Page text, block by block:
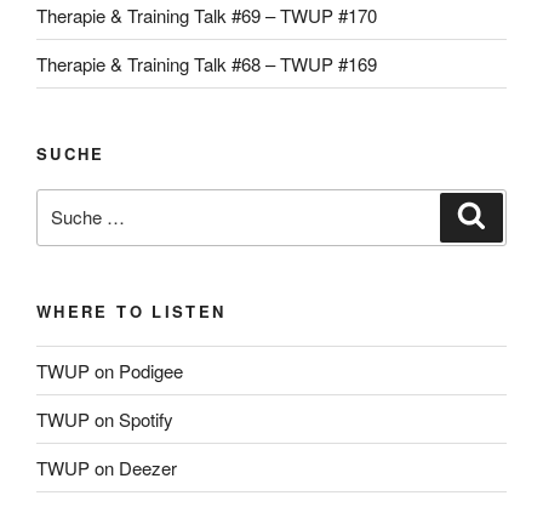
Therapie & Training Talk #69 – TWUP #170
Therapie & Training Talk #68 – TWUP #169
SUCHE
nach:
WHERE TO LISTEN
TWUP on Podigee
TWUP on Spotify
TWUP on Deezer